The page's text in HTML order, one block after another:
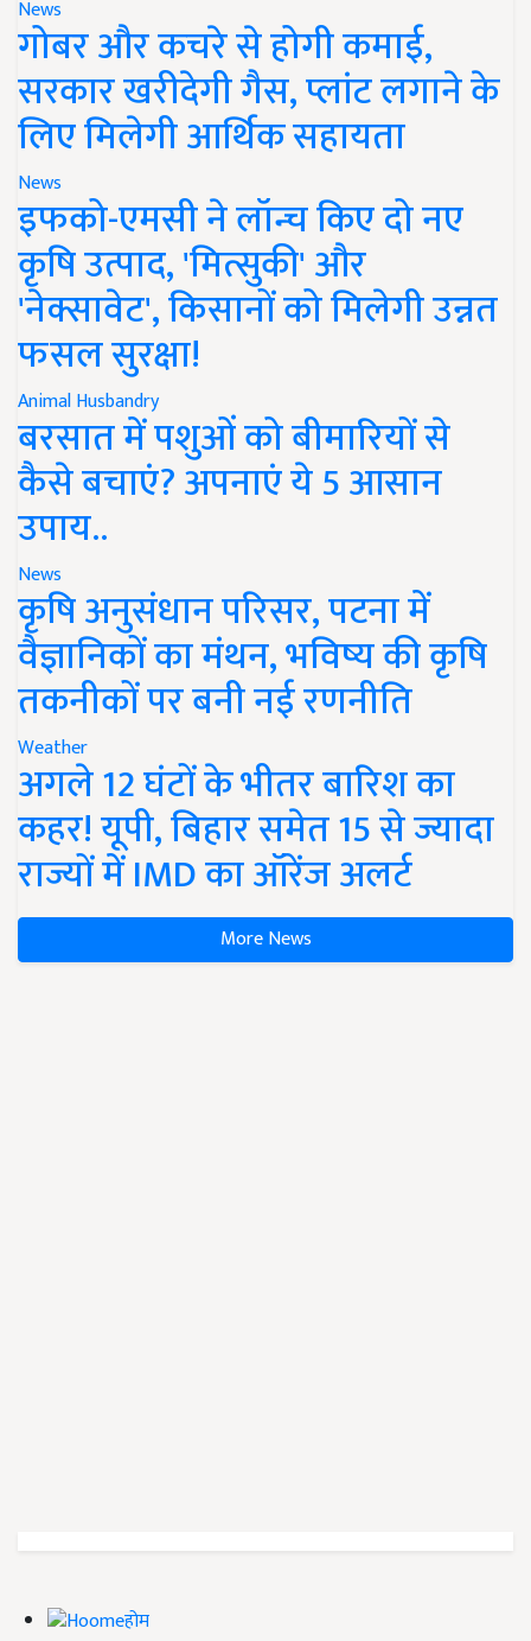
News
गोबर और कचरे से होगी कमाई,
सरकार खरीदेगी गैस, प्लांट लगाने के
लिए मिलेगी आर्थिक सहायता
News
इफको-एमसी ने लॉन्च किए दो नए
कृषि उत्पाद, 'मित्सुकी' और
'नेक्सावेट', किसानों को मिलेगी उन्नत
फसल सुरक्षा!
Animal Husbandry
बरसात में पशुओं को बीमारियों से
कैसे बचाएं? अपनाएं ये 5 आसान
उपाय..
News
कृषि अनुसंधान परिसर, पटना में
वैज्ञानिकों का मंथन, भविष्य की कृषि
तकनीकों पर बनी नई रणनीति
Weather
अगले 12 घंटों के भीतर बारिश का
कहर! यूपी, बिहार समेत 15 से ज्यादा
राज्यों में IMD का ऑरेंज अलर्ट
More News
होम